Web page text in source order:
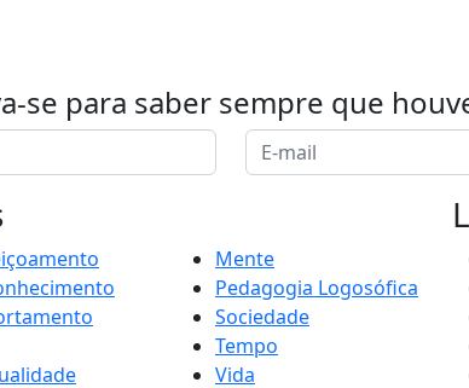
se para saber sempre que
Mente
Pedagogia Logosófica
Sociedade
Tempo
Vida